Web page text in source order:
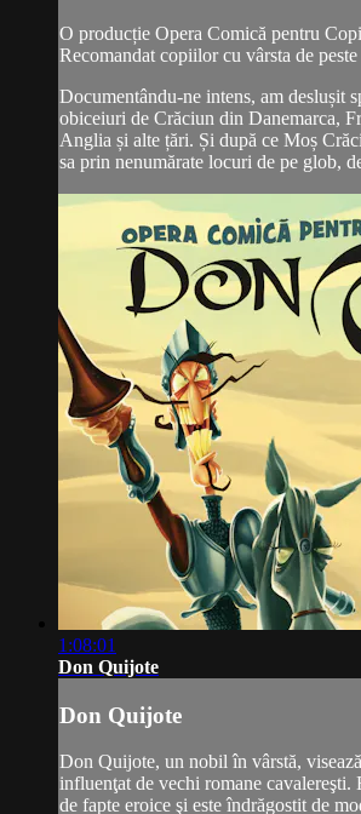
O producție Opera Comică pentru
Recomandat copiilor cu vârsta de
Documentându-ne intens, am deslușit
obiceiuri de Crăciun din Danemarca,
Anglia și alte țări. Și după ce Moș
sa prin nenumărate locuri de pe glob,
1:08:01
Don Quijote
Don Quijote
Don Quijote, un nobil în vârstă,
influenţat de vechi romane cavalereşti.
de fapte eroice şi este îndrăgostit de